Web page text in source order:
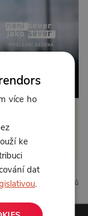
3 líbí 0 komentářů
více ho
ke
dat
.